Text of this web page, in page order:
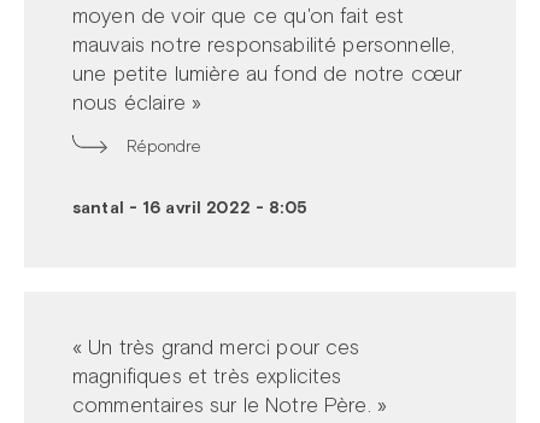
moyen de voir que ce qu'on fait est
mauvais notre responsabilité personnelle,
une petite lumière au fond de notre cœur
nous éclaire »
Répondre
santal - 16 avril 2022 - 8:05
« Un très grand merci pour ces
magnifiques et très explicites
commentaires sur le Notre Père. »